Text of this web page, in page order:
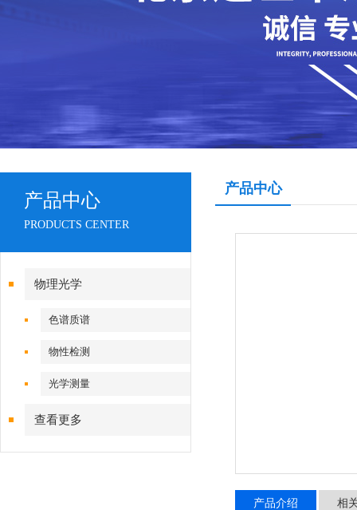
产品中心
PRODUCTS CENTER
物理光学
色谱质谱
物性检测
光学测量
查看更多
产品中心
产品介绍 相